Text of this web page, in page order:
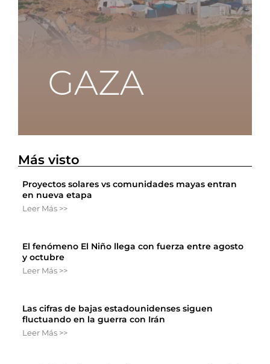
Más visto
Proyectos solares vs comunidades mayas entran
en nueva etapa
Leer Más >>
El fenómeno El Niño llega con fuerza entre agosto
y octubre
Leer Más >>
Las cifras de bajas estadounidenses siguen
fluctuando en la guerra con Irán
Leer Más >>